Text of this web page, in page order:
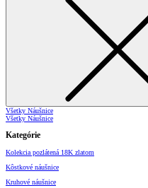
Všetky Náušnice
Všetky Náušnice
Kategórie
Kolekcia pozlátená 18K zlatom
Kôstkové náušnice
Kruhové náušnice